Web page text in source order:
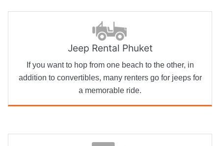
Jeep Rental Phuket
If you want to hop from one beach to the other, in
addition to convertibles, many renters go for jeeps for
a memorable ride.